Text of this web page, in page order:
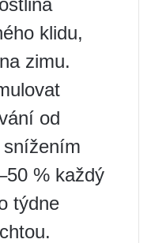
klidu,
zimu.
od
snížením
% každý
týdne